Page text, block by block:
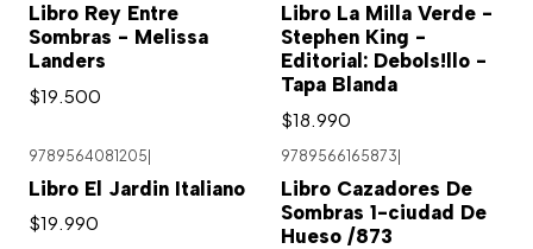
Libro Rey Entre
Sombras - Melissa
Landers
$19.500
Libro La Milla Verde -
Stephen King -
Editorial: Debols!llo -
Tapa Blanda
$18.990
9789564081205|
Libro El Jardin Italiano
$19.990
9789566165873|
Libro Cazadores De
Sombras 1-ciudad De
Hueso /873